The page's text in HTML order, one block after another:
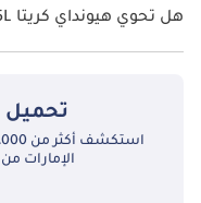
هل تحوي هيونداي كريتا Comfort+ 1.5L فتحة سقف؟
نعم توفر هيونداي كريتا Comfort+ 1.5L فتحة السقف كخيار.
تحميل
الإمارات من أكثر من